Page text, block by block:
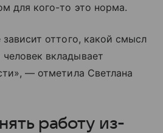
для кого-то это норма.
оттого, какой смысл
вкладывает
— отметила Светлана
работу из-